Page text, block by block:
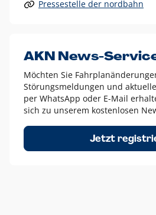
Alle anderen Logo-Varianten dürfen
Diese Ausnahmen sind zum Beispiel:
dem AKN Blau,
weißes Logo auf
schwarzes Logo für reine
Um das Logo herum muss ein
Höhe bzw. Breite des N aus AKN in
Pressestelle der nordbahn
AKN News-
Möchten Sie
Störungsmeldungen und
per WhatsApp oder E-Mail
sich zu unserem kostenlosen
Jetzt